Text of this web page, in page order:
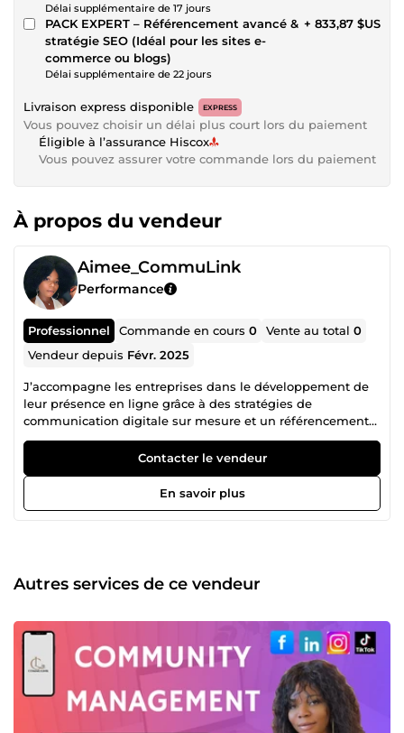
Délai supplémentaire de 17 jours
PACK EXPERT – Référencement avancé &
stratégie SEO (Idéal pour les sites e-
commerce ou blogs)
Délai supplémentaire de 22 jours
+ 833,87 $US
Livraison express disponible EXPRESS
Vous pouvez choisir un délai plus court lors du paiement
Éligible à l’assurance Hiscox
Vous pouvez assurer votre commande lors du paiement
À propos du vendeur
Aimee_CommuLink
Performance
Professionnel Commande en cours0 Vente au total0
Vendeur depuis Févr. 2025
J’accompagne les entreprises dans le développement de
leur présence en ligne grâce à des stratégies de
communication digitale sur mesure et un référencement
optimisé. Bonjour, je m’appelle Aimée, je suis Social Media
&amp; Community Manager et Cheffe de projet SEO.
Passionnée par le marketing digital, j’accompagne les
entreprises dans leur développement en ligne en
combinant stratégie de communication, gestion des
Picardie, j’ai complété mon expertise par une formation en
Médiaplanning, Marketing Web, Référencement SEO et
au sein du Groupe Hôtelier Hilton à Amsterdam, en tant
que Gestionnaire de Projet en Hôtellerie et Management,
ainsi qu’en tant que Community Manager et Responsable
SEO pour une startup française. Grâce à ces expériences,
j’ai développé des compétences essentielles en gestion de
projet digital, élaboration de stratégies de communication
impactantes, analyse de performances et optimisation du
Contacter le vendeur
En savoir plus
Autres services de ce vendeur